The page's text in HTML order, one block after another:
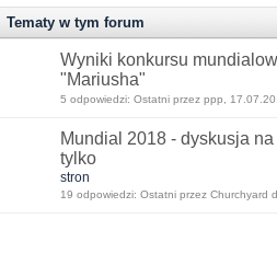
Tematy w tym forum
Wyniki konkursu
"Mariusha"
5 odpowiedzi: Ostatni przez ppp,
Mundial 2018 - dyskusja
tylko
stron
19 odpowiedzi: Ostatni przez Churchyard